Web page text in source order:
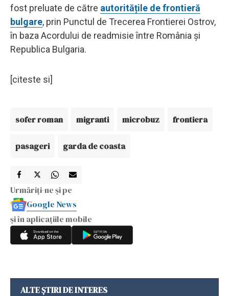
fost preluate de către autoritățile de frontieră
bulgare, prin Punctul de Trecerea Frontierei Ostrov,
în baza Acordului de readmisie între România și
Republica Bulgaria.
[citeste si]
sofer roman migranti microbuz frontiera
pasageri garda de coasta
Urmăriți-ne și pe
Google News
și în aplicațiile mobile
ALTE ȘTIRI DE INTERES